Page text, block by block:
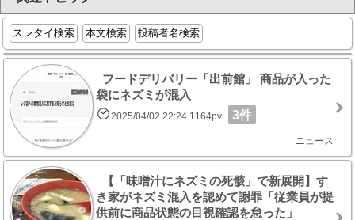
スレタイ検索 本文検索 投稿者名検索
フードデリバリー「出前館」 商品が入った
袋にネズミが混入
2025/04/02 22:24 1164pv 3件
ニュース
【「味噌汁にネズミの死骸」で新展開】す
き家がネズミ混入を認めて謝罪「従業員が提
供前に商品状態の目視確認を怠った」